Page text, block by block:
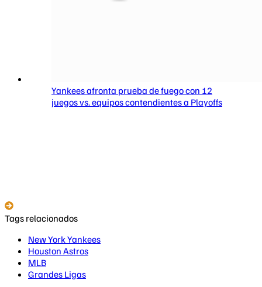
Yankees afronta prueba de fuego con 12
juegos vs. equipos contendientes a Playoffs
Tags relacionados
New York Yankees
Houston Astros
MLB
Grandes Ligas